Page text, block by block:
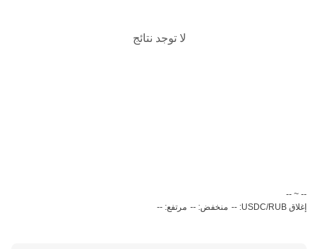
لا توجد نتائج
‏-- ~ ‎--‏
إغلاق USDC/RUB: --
منخفض: -- مرتفع: --